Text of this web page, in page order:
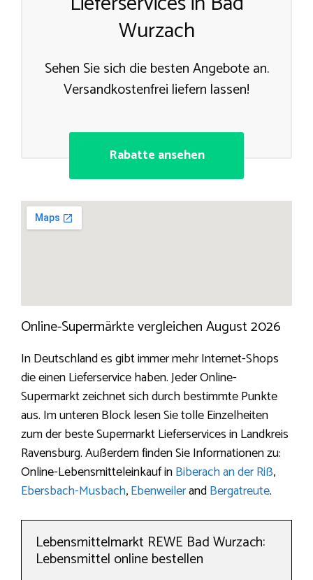
Wurzach
Sehen Sie sich die besten Angebote an.
Versandkostenfrei liefern lassen!
Rabatte ansehen
Online-Supermärkte vergleichen August 2026
In Deutschland es gibt immer mehr Internet-Shops
die einen Lieferservice haben. Jeder Online-
Supermarkt zeichnet sich durch bestimmte Punkte
aus. Im unteren Block lesen Sie tolle Einzelheiten
zum der beste Supermarkt Lieferservices in Landkreis
Ravensburg. Außerdem finden Sie Informationen zu:
Online-Lebensmitteleinkauf inBiberach an der Riß,
Ebersbach-Musbach,EbenweilerandBergatreute.
Lebensmittelmarkt REWE Bad Wurzach:
Lebensmittel online bestellen